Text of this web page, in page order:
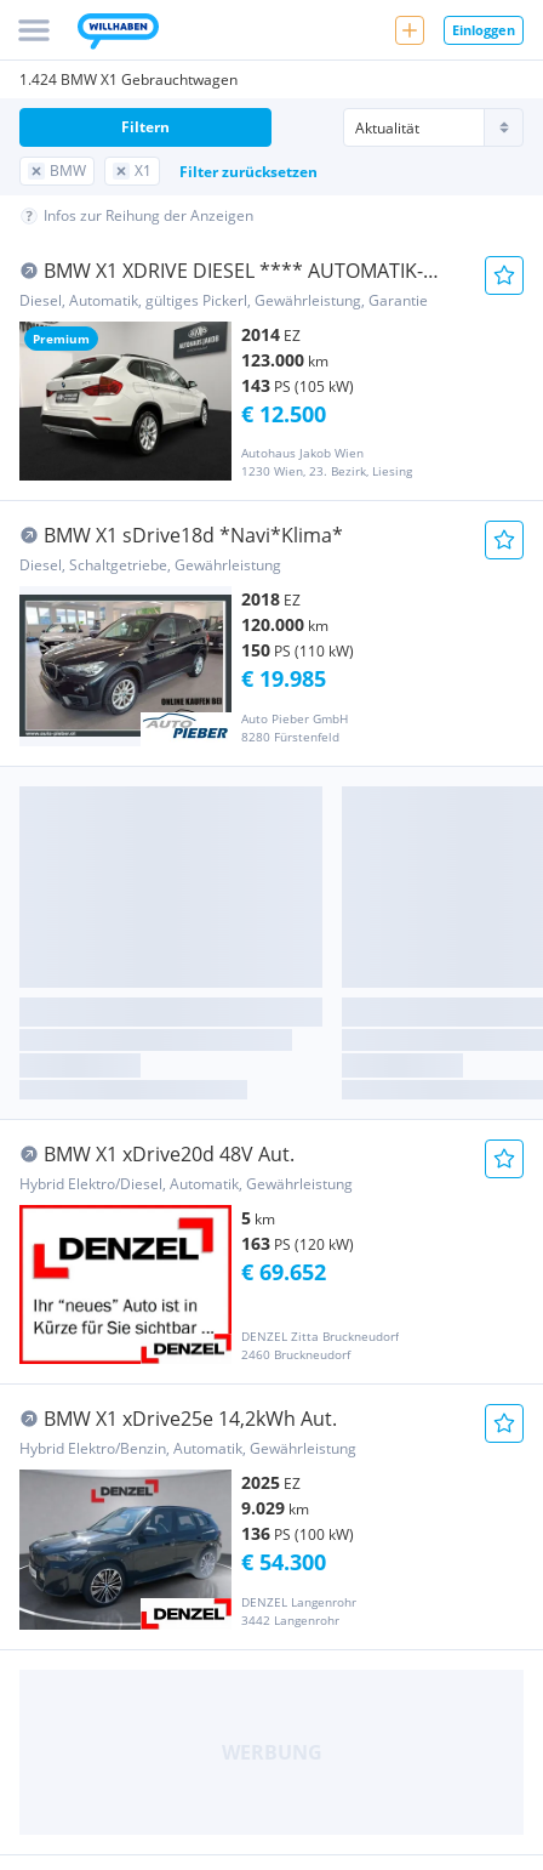
Einloggen
1.424 BMW X1 Gebrauchtwagen
BMW X1 Filter zurücksetzen
Filtern
Infos zur Reihung der Anzeigen
Premium
BMW X1 XDRIVE DIESEL **** AUTOMATIK-
TEMPOMAT-LEDER ...
Diesel, Automatik, gültiges Pickerl, Gewährleistung, Garantie
2014 EZ
123.000 km
143 PS (105 kW)
Autohaus Jakob Wien
1230 Wien, 23. Bezirk, Liesing
€ 12.500
BMW X1 sDrive18d *Navi*Klima*
Diesel, Schaltgetriebe, Gewährleistung
2018 EZ
120.000 km
150 PS (110 kW)
Auto Pieber GmbH
8280 Fürstenfeld
€ 19.985
BMW X1 xDrive20d 48V Aut.
Hybrid Elektro/Diesel, Automatik, Gewährleistung
5 km
163 PS (120 kW)
DENZEL Zitta Bruckneudorf
2460 Bruckneudorf
€ 69.652
BMW X1 xDrive25e 14,2kWh Aut.
Hybrid Elektro/Benzin, Automatik, Gewährleistung
2025 EZ
9.029 km
136 PS (100 kW)
DENZEL Langenrohr
3442 Langenrohr
€ 54.300